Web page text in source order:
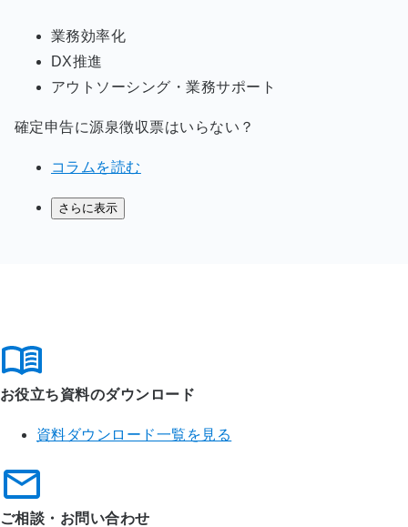
業務効率化
DX推進
アウトソーシング・業務サポート
確定申告に源泉徴収票はいらない？
コラムを読む
さらに表示
お役立ち資料のダウンロード
資料ダウンロード一覧を見る
ご相談・お問い合わせ